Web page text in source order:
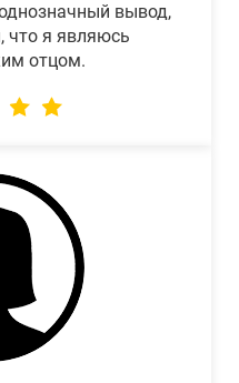
вывод,
я являюсь
отцом.